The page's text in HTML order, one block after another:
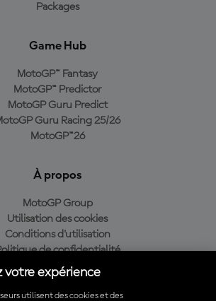
Packages
Game Hub
MotoGP™ Fantasy
MotoGP™ Predictor
MotoGP Guru Predict
Guru Racing 25/26
MotoGP™26
À propos
MotoGP Group
Utilisation des cookies
Conditions d'utilisation
de confidentialité
Politique d’achat
votre expérience
utilisent des cookies et des